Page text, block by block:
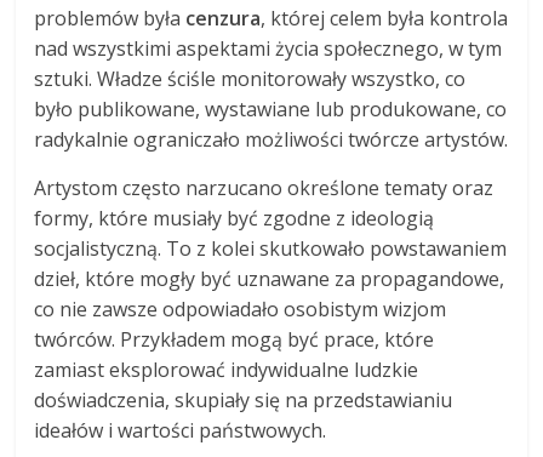
problemów była cenzura, której celem była kontrola
nad wszystkimi aspektami życia społecznego, w tym
sztuki. Władze ściśle monitorowały wszystko, co
było publikowane, wystawiane lub produkowane, co
radykalnie ograniczało możliwości twórcze artystów.
Artystom często narzucano określone tematy oraz
formy, które musiały być zgodne z ideologią
socjalistyczną. To z kolei skutkowało powstawaniem
dzieł, które mogły być uznawane za propagandowe,
co nie zawsze odpowiadało osobistym wizjom
twórców. Przykładem mogą być prace, które
zamiast eksplorować indywidualne ludzkie
doświadczenia, skupiały się na przedstawianiu
ideałów i wartości państwowych.